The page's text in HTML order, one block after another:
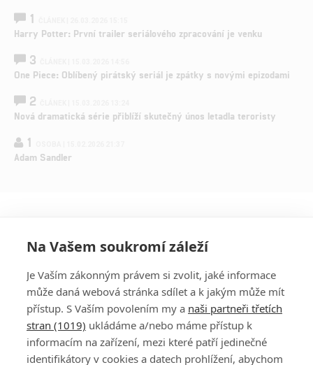
1
Harry Potter: První trailer seriálového zpracování je venku
3
One Piece: Oblíbený pirátský seriál je zpátky s novými epizodami
2
Nová dramatická série přiblíží skutečný únos letadla teroristy
1
Adam Sandler
PŘIHLÁSIT
DISKUZE
Na Vašem soukromí záleží
Je Vaším zákonným právem si zvolit, jaké informace
může daná webová stránka sdílet a k jakým může mít
přístup. S Vaším povolením my a naši partneři třetích
stran (1019) ukládáme a/nebo máme přístup k
informacím na zařízení, mezi které patří jedinečné
identifikátory v cookies a datech prohlížení, abychom